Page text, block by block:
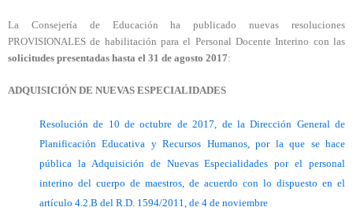
La Consejería de Educación ha publicado nuevas resoluciones
PROVISIONALES de habilitación para el Personal Docente Interino con las
solicitudes presentadas hasta el 31 de agosto 2017:
ADQUISICIÓN DE NUEVAS ESPECIALIDADES
Resolución de 10 de octubre de 2017, de la Dirección General de
Planificación Educativa y Recursos Humanos, por la que se hace
pública la Adquisición de Nuevas Especialidades por el personal
interino del cuerpo de maestros, de acuerdo con lo dispuesto en el
artículo 4.2.B del R.D. 1594/2011, de 4 de noviembre